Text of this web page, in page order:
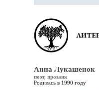
Анна Лукашенок
поэт, прозаик
Родилась в 1990 году